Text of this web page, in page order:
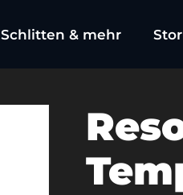
Schlitten & mehr